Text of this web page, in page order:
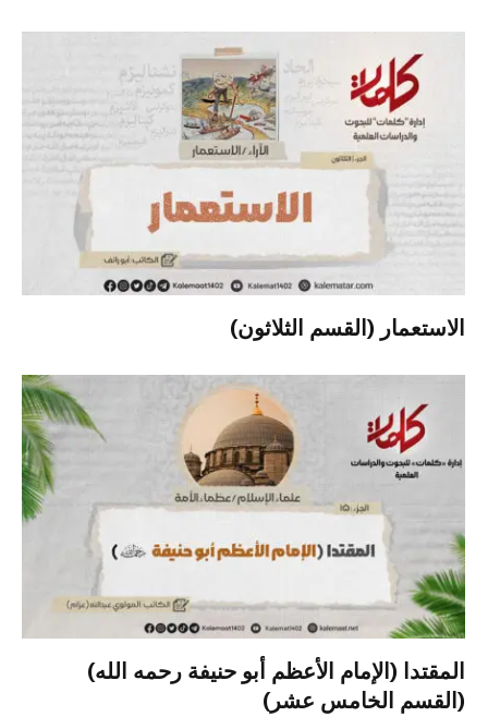
الاستعمار (القسم الثلاثون)
المقتدا (الإمام الأعظم أبو حنيفة رحمه الله)
(القسم الخامس عشر)